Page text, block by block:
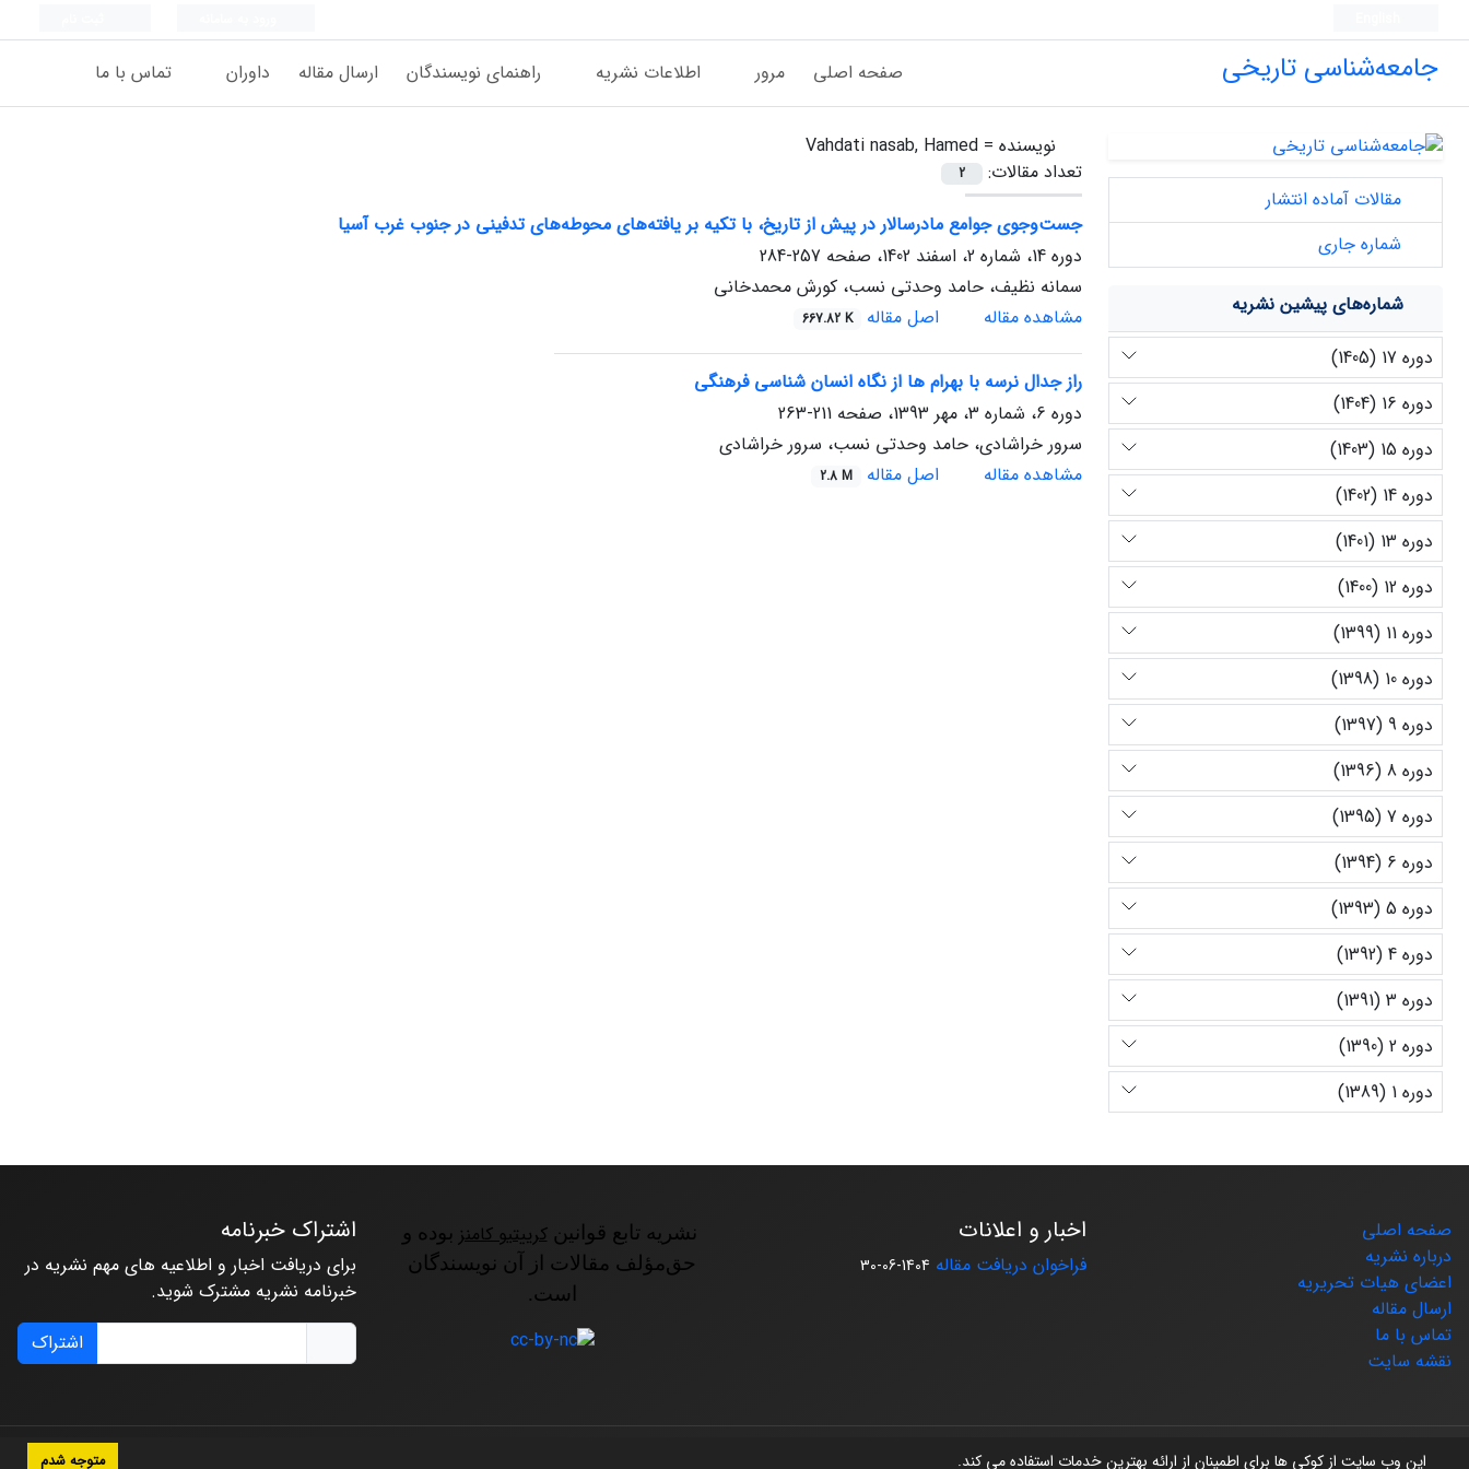
این وب سایت از کوکی ها برای اطمینان از ارائه بهترین خدمات استفاده می کند. متوجه شدم
جامعه‌شناسی تاریخی صفحه اصلی مرور اطلاعات نشریه راهنمای نویسندگان ارسال مقاله داوران تماس با ما
نویسنده = Vahdati nasab, Hamed
تعداد مقالات:
2
جست‌وجوی جوامع مادرسالار در پیش از تاریخ، با تکیه بر یافته‌های محوطه‌های تدفینی در جنوب غرب آسیا
دوره 14، شماره 2، اسفند 1402، صفحه
257-284
سمانه نظیف، حامد وحدتی نسب، کورش محمدخانی
مشاهده مقاله
اصل مقاله 667.82 K
راز جدال نرسه با بهرام ها از نگاه انسان شناسی فرهنگی
دوره 6، شماره 3، مهر 1393، صفحه
211-263
سرور خراشادی، حامد وحدتی نسب، سرور خراشادی
مشاهده مقاله
اصل مقاله 2.8 M
مقالات آماده انتشار
شماره جاری
شماره‌های پیشین نشریه
دوره 17 (1405)
دوره 16 (1404)
دوره 15 (1403)
دوره 14 (1402)
دوره 13 (1401)
دوره 12 (1400)
دوره 11 (1399)
دوره 10 (1398)
دوره 9 (1397)
دوره 8 (1396)
دوره 7 (1395)
دوره 6 (1394)
دوره 5 (1393)
دوره 4 (1392)
دوره 3 (1391)
دوره 2 (1390)
دوره 1 (1389)
صفحه اصلی
درباره نشریه
اعضای هیات تحریریه
ارسال مقاله
تماس با ما
نقشه سایت
اخبار و اعلانات
فراخوان دریافت مقاله 1404-06-30
نشریه تابع قوانینکرییتیو کامنز بوده و
حق‌مؤلف مقالات از آن نویسندگان
است.
اشتراک خبرنامه
برای دریافت اخبار و اطلاعیه های مهم نشریه در
خبرنامه نشریه مشترک شوید.
اشتراک
© سامانه مدیریت نشریات علمی.طراحی و پیاده سازی ازسیناوب